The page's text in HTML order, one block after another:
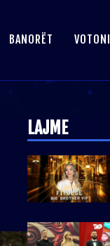
BANORËT VOTONI
LAJME